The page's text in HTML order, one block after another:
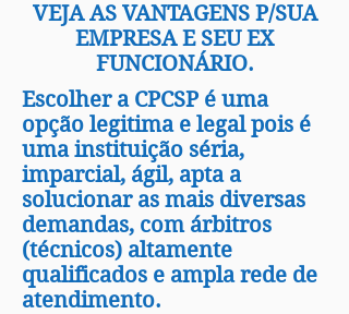
VEJA AS VANTAGENS P/SUA
EMPRESA E SEU EX
FUNCIONÁRIO.
Escolher a CPCSP é uma
opção legitima e legal pois é
uma instituição séria,
imparcial, ágil, apta a
solucionar as mais diversas
demandas, com árbitros
(técnicos) altamente
qualificados e ampla rede de
atendimento.